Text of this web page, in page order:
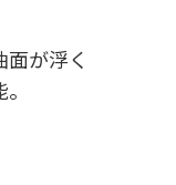
が浮く